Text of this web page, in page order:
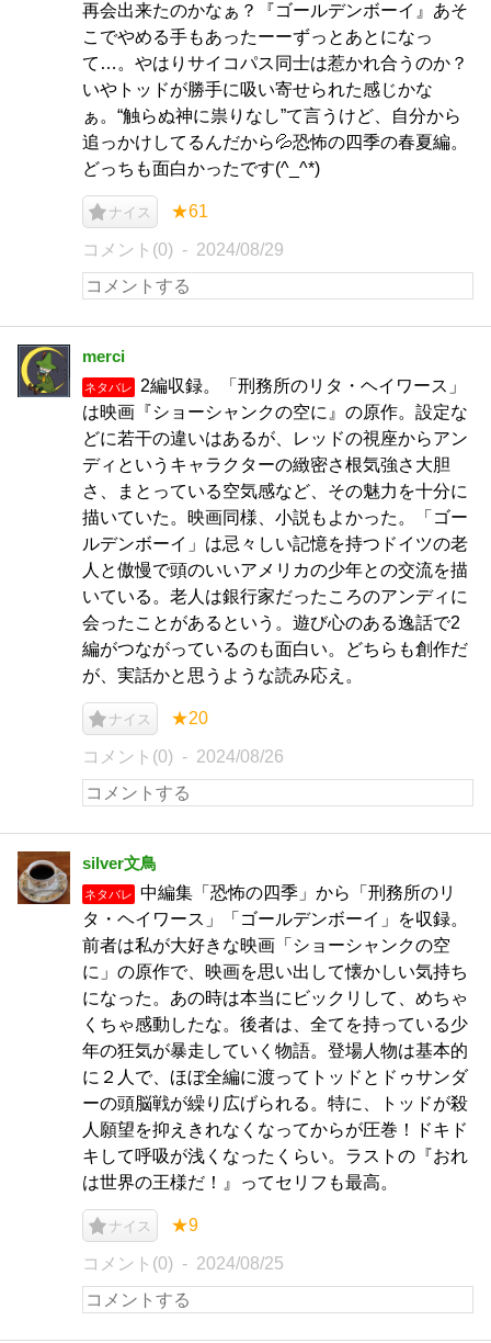
再会出来たのかなぁ？『ゴールデンボーイ』あそ
こでやめる手もあったーーずっとあとになっ
て…。やはりサイコパス同士は惹かれ合うのか？
いやトッドが勝手に吸い寄せられた感じかな
ぁ。“触らぬ神に祟りなし”て言うけど、自分から
追っかけしてるんだから💦恐怖の四季の春夏編。
どっちも面白かったです(^_^*)
ナイス ★61
コメント(0) 2024/08/29
merci
ネタバレ
2編収録。「刑務所のリタ・ヘイワース」
は映画『ショーシャンクの空に』の原作。設定な
どに若干の違いはあるが、レッドの視座からアン
ディというキャラクターの緻密さ根気強さ大胆
さ、まとっている空気感など、その魅力を十分に
描いていた。映画同様、小説もよかった。「ゴー
ルデンボーイ」は忌々しい記憶を持つドイツの老
人と傲慢で頭のいいアメリカの少年との交流を描
いている。老人は銀行家だったころのアンディに
会ったことがあるという。遊び心のある逸話で2
編がつながっているのも面白い。どちらも創作だ
が、実話かと思うような読み応え。
ナイス ★20
コメント(0) 2024/08/26
silver文鳥
ネタバレ
中編集「恐怖の四季」から「刑務所のリ
タ・ヘイワース」「ゴールデンボーイ」を収録。
前者は私が大好きな映画「ショーシャンクの空
に」の原作で、映画を思い出して懐かしい気持ち
になった。あの時は本当にビックリして、めちゃ
くちゃ感動したな。後者は、全てを持っている少
年の狂気が暴走していく物語。登場人物は基本的
に２人で、ほぼ全編に渡ってトッドとドゥサンダ
ーの頭脳戦が繰り広げられる。特に、トッドが殺
人願望を抑えきれなくなってからが圧巻！ドキド
キして呼吸が浅くなったくらい。ラストの『おれ
は世界の王様だ！』ってセリフも最高。
ナイス ★9
コメント(0) 2024/08/25